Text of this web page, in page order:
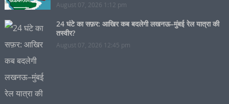
August 07, 2026 1:12 pm
24 घंटे का सफ़र: आखिर कब बदलेगी लखनऊ–मुंबई रेल यात्रा की
तस्वीर?
August 07, 2026 12:45 pm